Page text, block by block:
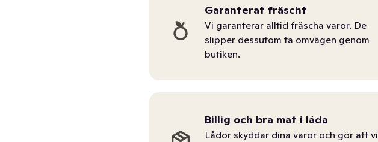
Garanterat fräscht
Vi garanterar alltid fräscha varor. De
slipper dessutom ta omvägen genom
butiken.
Billig och bra mat i låda
Lådor skyddar dina varor och gör att vi